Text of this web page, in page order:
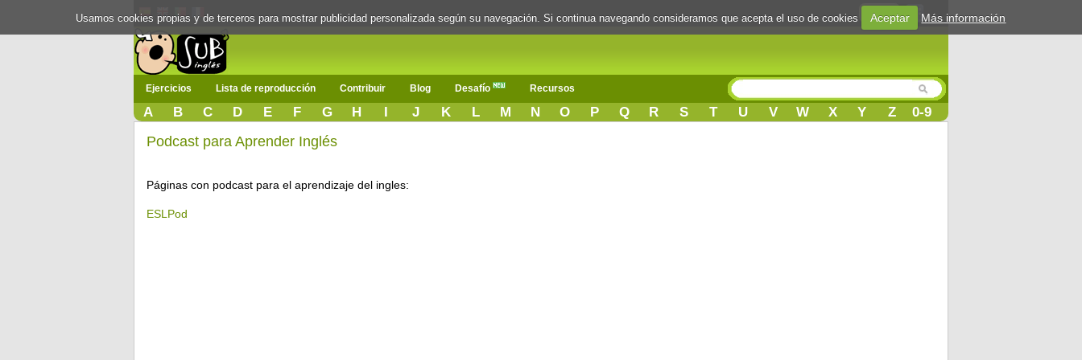
Login
Ejercicios Lista de reproducción Contribuir Blog Desafío Recursos
A B C D E F G H I J K L M N O P Q R S T U V W X Y Z 0-9
Podcast para Aprender Inglés
Páginas con podcast para el aprendizaje del ingles:
ESLPod
Usamos cookies propias y de terceros para mostrar publicidad personalizada según su navegación. Si continua navegando consideramos que acepta el uso de cookies Aceptar Más información